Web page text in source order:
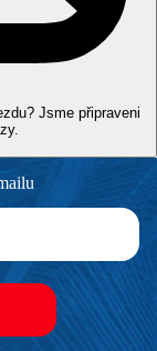
Jsme připraveni